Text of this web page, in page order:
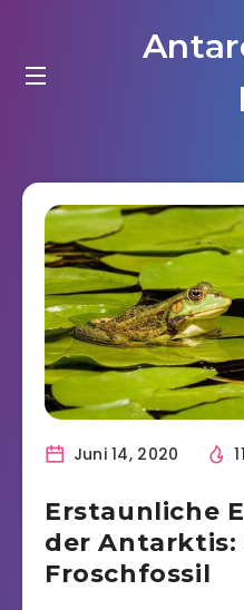
Juni 14, 2020
Erstaunliche
der Antarktis:
Froschfossil